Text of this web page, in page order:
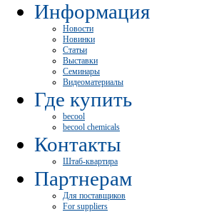
Информация
Новости
Новинки
Статьи
Выставки
Семинары
Видеоматериалы
Где купить
becool
becool chemicals
Контакты
Штаб-квартира
Партнерам
Для поставщиков
For suppliers